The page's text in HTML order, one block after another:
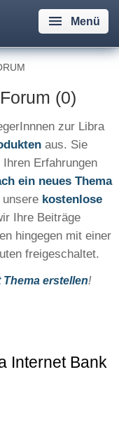
Menü
Forum (0)
zur Libra
aus. Sie
Erfahrungen
ein neues Thema
kostenlose
Ihre Beiträge
hingegen mit einer
freigeschaltet.
Thema erstellen!
Internet Bank